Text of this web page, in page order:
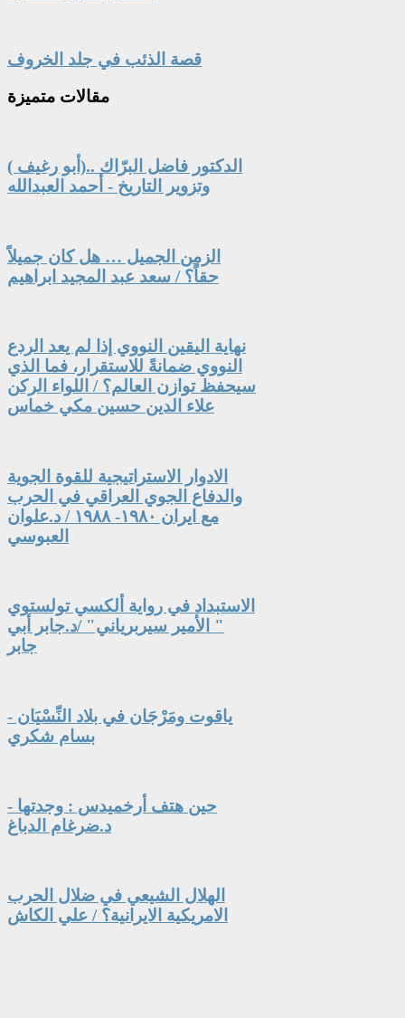
قصة الذئب في جلد الخروف
مقالات متميزة
الدكتور فاضل البرّاك ..(أبو رغيف )
وتزوير التاريخ - أحمد العبدالله
الزمن الجميل … هل كان جميلاً
حقاً؟ / سعد عبد المجيد ابراهيم
نهاية اليقين النووي إذا لم يعد الردع
النووي ضمانةً للاستقرار، فما الذي
سيحفظ توازن العالم؟ / اللواء الركن
علاء الدين حسين مكي خماس
الادوار الاستراتيجية للقوة الجوية
والدفاع الجوي العراقي في الحرب
مع ايران ١٩٨٠- ١٩٨٨ / د.علوان
العبوسي
الاستبداد في رواية ألكسي تولستوي
" الأمير سيربرياني" /د.جابر أبي
جابر
ياقوت ومَرْجَان في بلاد النِّسْيَان -
بسام شكري
حين هتف أرخميدس : وجدتها -
د.ضرغام الدباغ
الهلال الشيعي في ضلال الحرب
الامريكية الايرانية؟ / علي الكاش